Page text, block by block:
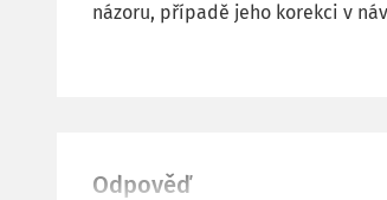
názoru, případě jeho korekci v
Odpověď